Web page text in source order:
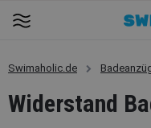
Swimaholic.de
Widerstand